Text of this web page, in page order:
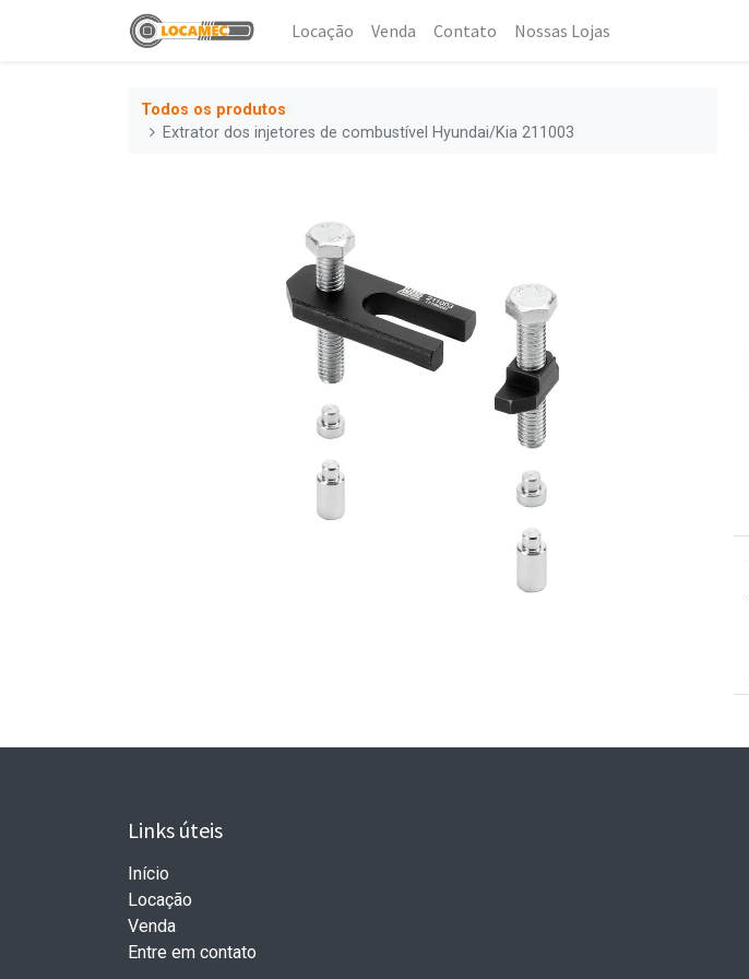
Locação Venda Contato Nossas Lojas
Todos os produtos
Extrator dos injetores de combustível Hyundai/Kia 211003
Links úteis
Início
Locação
Venda
Entre em contato